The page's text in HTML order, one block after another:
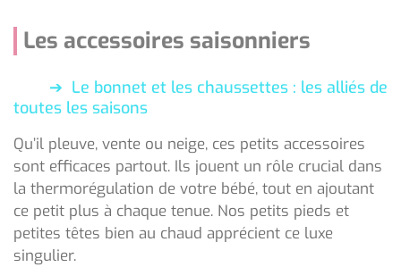
Les accessoires saisonniers
Le bonnet et les chaussettes : les alliés de
toutes les saisons
Qu’il pleuve, vente ou neige, ces petits accessoires
sont efficaces partout. Ils jouent un rôle crucial dans
la thermorégulation de votre bébé, tout en ajoutant
ce petit plus à chaque tenue. Nos petits pieds et
petites têtes bien au chaud apprécient ce luxe
singulier.